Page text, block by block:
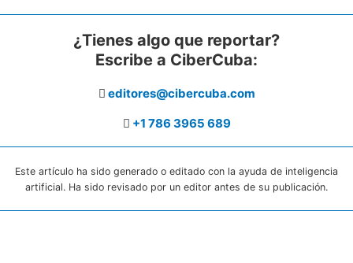
¿Tienes algo que reportar?
Escribe a CiberCuba:
editores@cibercuba.com
+1 786 3965 689
Este artículo ha sido generado o editado con la ayuda de inteligencia
artificial. Ha sido revisado por un editor antes de su publicación.